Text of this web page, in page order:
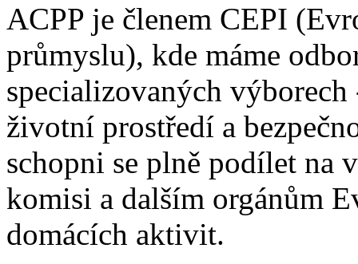
ACPP je členem CEPI
průmyslu), kde máme
specializovaných
životní prostředí a
schopni se plně podílet na
komisi a dalším orgánům
domácích aktivit.